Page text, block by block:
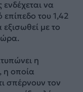
ενδέχεται να
του 1,42
με το
η
η οποία
σπέρνουν τον